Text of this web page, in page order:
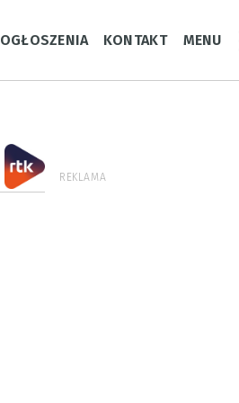
OGŁOSZENIA KONTAKT MENU
REKLAMA